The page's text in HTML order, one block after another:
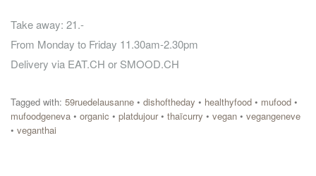
Take away: 21.-
From Monday to Friday 11.30am-2.30pm
Delivery via EAT.CH or SMOOD.CH
Tagged with: 59ruedelausanne • dishoftheday • healthyfood • mufood •
mufoodgeneva • organic • platdujour• thaïcurry • vegan • vegangeneve
• veganthai